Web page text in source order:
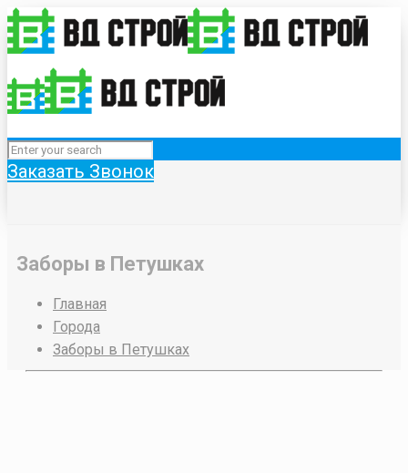
Заказать Звонок
Заборы в Петушках
Главная
Города
Заборы в Петушках